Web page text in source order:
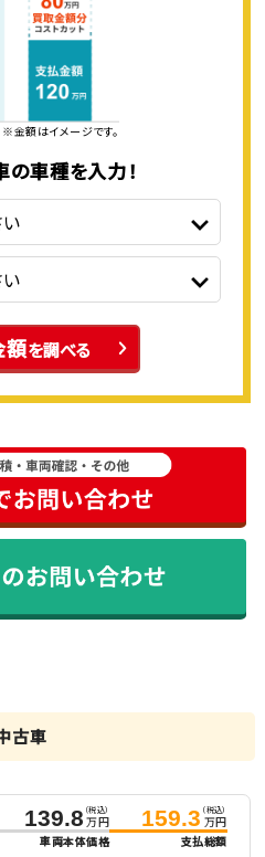
※金額はイメージです。
の車種を入力！
額を調べる
古車
139.8 （税込）
万円
車両本体価格
159.3 （税込）
万円
支払総額